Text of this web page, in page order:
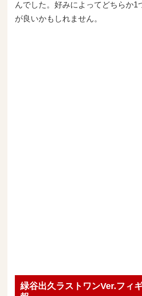
んでした。好みによってどちらか1
が良いかもしれません。
緑谷出久ラストワンVer.フィ